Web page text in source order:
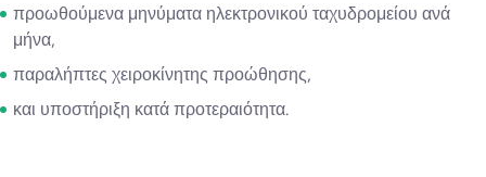
προωθούμενα μηνύματα ηλεκτρονικού ταχυδρομείου ανά
μήνα,
παραλήπτες χειροκίνητης προώθησης,
και υποστήριξη κατά προτεραιότητα.